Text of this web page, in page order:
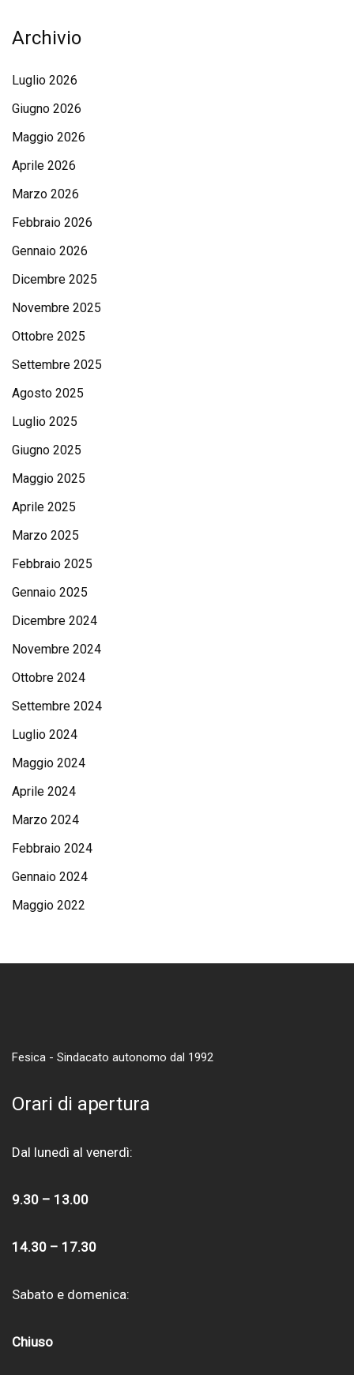
Archivio
Luglio 2026
Giugno 2026
Maggio 2026
Aprile 2026
Marzo 2026
Febbraio 2026
Gennaio 2026
Dicembre 2025
Novembre 2025
Ottobre 2025
Settembre 2025
Agosto 2025
Luglio 2025
Giugno 2025
Maggio 2025
Aprile 2025
Marzo 2025
Febbraio 2025
Gennaio 2025
Dicembre 2024
Novembre 2024
Ottobre 2024
Settembre 2024
Luglio 2024
Maggio 2024
Aprile 2024
Marzo 2024
Febbraio 2024
Gennaio 2024
Maggio 2022
Fesica - Sindacato autonomo dal 1992
Orari di apertura
Dal lunedì al venerdì:
9.30 – 13.00
14.30 – 17.30
Sabato e domenica:
Chiuso